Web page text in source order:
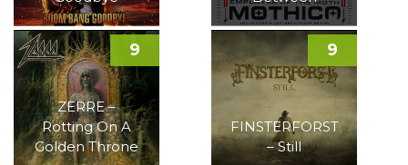
ZERRE –
Rotting On A
Golden Throne
9
FINSTERFORST
– Still
9